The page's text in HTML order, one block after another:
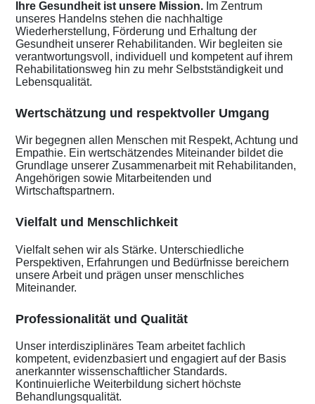
Ihre Gesundheit ist unsere Mission. Im Zentrum
unseres Handelns stehen die nachhaltige
Wiederherstellung, Förderung und Erhaltung der
Gesundheit unserer Rehabilitanden. Wir begleiten sie
verantwortungsvoll, individuell und kompetent auf ihrem
Rehabilitationsweg hin zu mehr Selbstständigkeit und
Lebensqualität.
Wertschätzung und respektvoller Umgang
Wir begegnen allen Menschen mit Respekt, Achtung und
Empathie. Ein wertschätzendes Miteinander bildet die
Grundlage unserer Zusammenarbeit mit Rehabilitanden,
Angehörigen sowie Mitarbeitenden und
Wirtschaftspartnern.
Vielfalt und Menschlichkeit
Vielfalt sehen wir als Stärke. Unterschiedliche
Perspektiven, Erfahrungen und Bedürfnisse bereichern
unsere Arbeit und prägen unser menschliches
Miteinander.
Professionalität und Qualität
Unser interdisziplinäres Team arbeitet fachlich
kompetent, evidenzbasiert und engagiert auf der Basis
anerkannter wissenschaftlicher Standards.
Kontinuierliche Weiterbildung sichert höchste
Behandlungsqualität.